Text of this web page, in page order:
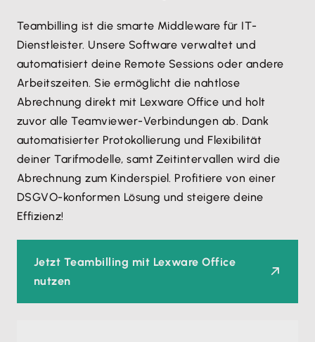
Teambilling ist die smarte Middleware für IT-
Dienstleister. Unsere Software verwaltet und
automatisiert deine Remote Sessions oder andere
Arbeitszeiten. Sie ermöglicht die nahtlose
Abrechnung direkt mit Lexware Office und holt
zuvor alle Teamviewer-Verbindungen ab. Dank
automatisierter Protokollierung und Flexibilität
deiner Tarifmodelle, samt Zeitintervallen wird die
Abrechnung zum Kinderspiel. Profitiere von einer
DSGVO-konformen Lösung und steigere deine
Effizienz!
Jetzt Teambilling mit Lexware Office
nutzen